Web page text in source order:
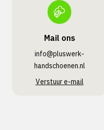
Mail ons
info@pluswerk­
handschoenen.nl
Verstuur e-mail